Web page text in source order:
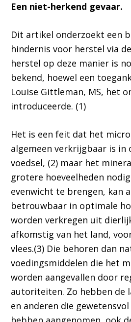
Een niet-herkend gevaar.
Dit artikel onderzoekt een
hindernis voor herstel via
herstel op deze manier is
bekend, hoewel een
Louise Gittleman, MS, het
introduceerde. (1)
Het is een feit dat het
algemeen verkrijgbaar is in
voedsel, (2) maar het
grotere hoeveelheden
evenwicht te brengen, kan
betrouwbaar in optimale
worden verkregen uit
afkomstig van het land,
vlees.(3) Die behoren dan
voedingsmiddelen die het
worden aangevallen door
autoriteiten. Zo hebben de
en anderen die